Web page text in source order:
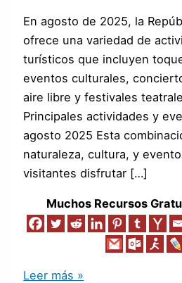
En agosto de 2025, la
ofrece una variedad de
turísticos que incluyen
eventos culturales,
aire libre y festivales
Principales actividades y
agosto 2025 Esta
naturaleza, cultura, y
visitantes disfrutar […]
Muchos Recursos
Leer más »